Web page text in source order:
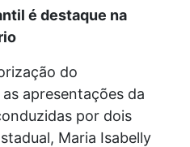
é destaque na
do
apresentações da
por dois
Maria Isabelly